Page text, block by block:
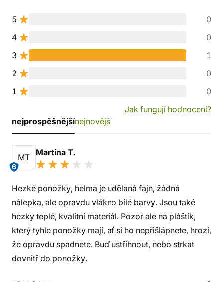
5
0
4
0
3
1
2
0
1
0
Jak fungují hodnocení?
nejprospěšnějšínejnovější
MT
6
Martina T.
Hezké ponožky, helma je udělaná fajn, žádná
nálepka, ale opravdu vlákno bílé barvy. Jsou také
hezky teplé, kvalitní materiál. Pozor ale na pláštík,
který tyhle ponožky mají, ať si ho nepřišlápnete, hrozí,
že opravdu spadnete. Buď ustřihnout, nebo strkat
dovnitř do ponožky.